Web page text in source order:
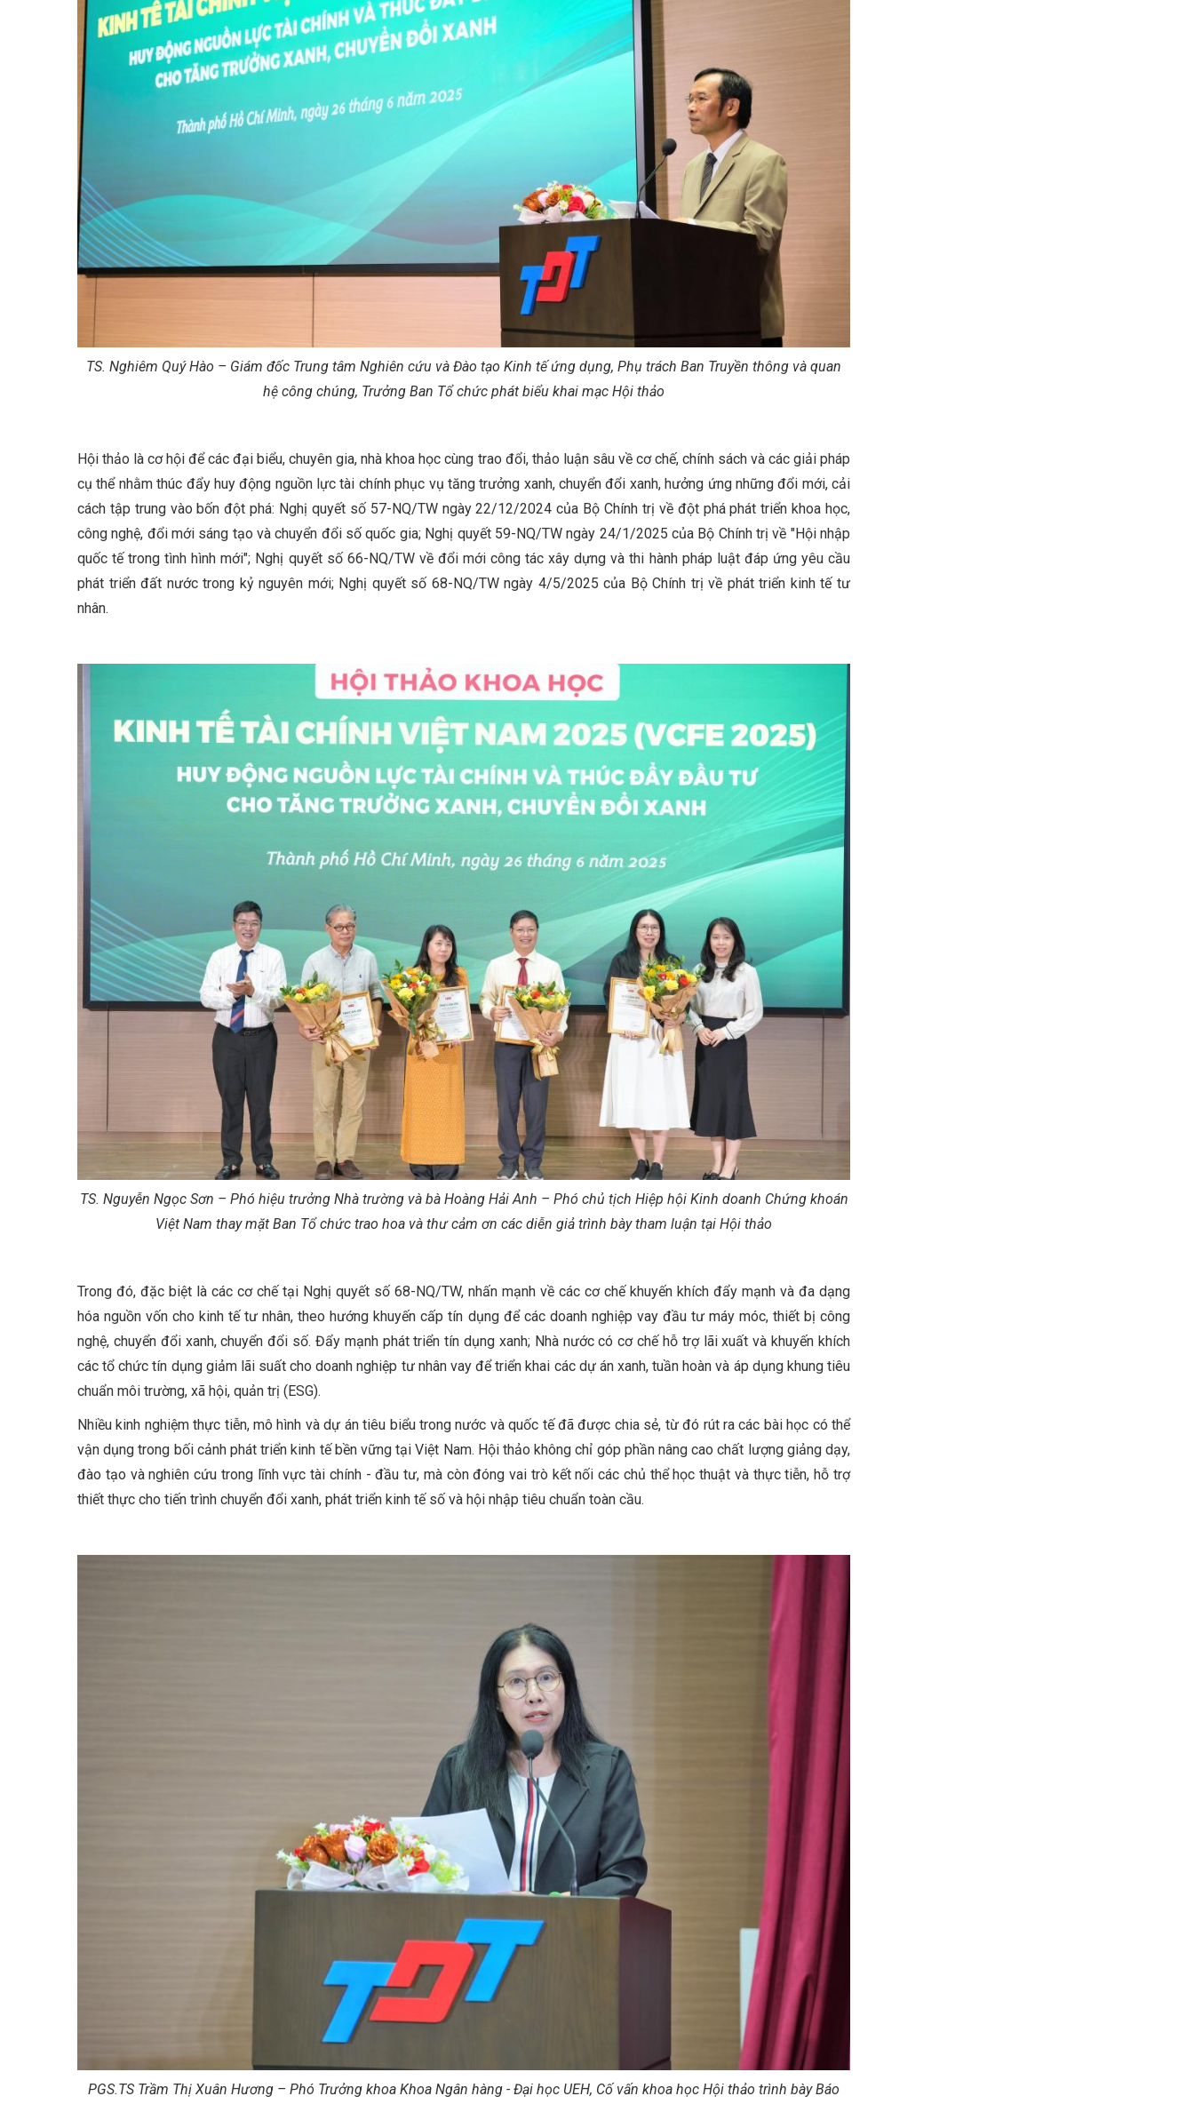
TS. Nghiêm Quý Hào – Giám đốc Trung tâm Nghiên cứu và Đào tạo Kinh tế ứng dụng, Phụ trách Ban Truyền thông và quan
hệ công chúng, Trưởng Ban Tổ chức phát biểu khai mạc Hội thảo
Hội thảo là cơ hội để các đại biểu, chuyên gia, nhà khoa học cùng trao đổi, thảo luận sâu về cơ chế, chính sách và các giải pháp
cụ thể nhằm thúc đẩy huy động nguồn lực tài chính phục vụ tăng trưởng xanh, chuyển đổi xanh, hưởng ứng những đổi mới, cải
cách tập trung vào bốn đột phá: Nghị quyết số 57-NQ/TW ngày 22/12/2024 của Bộ Chính trị về đột phá phát triển khoa học,
công nghệ, đổi mới sáng tạo và chuyển đổi số quốc gia; Nghị quyết 59-NQ/TW ngày 24/1/2025 của Bộ Chính trị về "Hội nhập
quốc tế trong tình hình mới"; Nghị quyết số 66-NQ/TW về đổi mới công tác xây dựng và thi hành pháp luật đáp ứng yêu cầu
phát triển đất nước trong kỷ nguyên mới; Nghị quyết số 68-NQ/TW ngày 4/5/2025 của Bộ Chính trị về phát triển kinh tế tư
nhân.
TS. Nguyễn Ngọc Sơn – Phó hiệu trưởng Nhà trường và bà Hoàng Hải Anh – Phó chủ tịch Hiệp hội Kinh doanh Chứng khoán
Việt Nam thay mặt Ban Tổ chức trao hoa và thư cảm ơn các diễn giả trình bày tham luận tại Hội thảo
Trong đó, đặc biệt là các cơ chế tại Nghị quyết số 68-NQ/TW, nhấn mạnh về các cơ chế khuyến khích đẩy mạnh và đa dạng
hóa nguồn vốn cho kinh tế tư nhân, theo hướng khuyến cấp tín dụng để các doanh nghiệp vay đầu tư máy móc, thiết bị công
nghệ, chuyển đổi xanh, chuyển đổi số. Đẩy mạnh phát triển tín dụng xanh; Nhà nước có cơ chế hỗ trợ lãi xuất và khuyến khích
các tổ chức tín dụng giảm lãi suất cho doanh nghiệp tư nhân vay để triển khai các dự án xanh, tuần hoàn và áp dụng khung tiêu
chuẩn môi trường, xã hội, quản trị (ESG).
Nhiều kinh nghiệm thực tiễn, mô hình và dự án tiêu biểu trong nước và quốc tế đã được chia sẻ, từ đó rút ra các bài học có thể
vận dụng trong bối cảnh phát triển kinh tế bền vững tại Việt Nam. Hội thảo không chỉ góp phần nâng cao chất lượng giảng dạy,
đào tạo và nghiên cứu trong lĩnh vực tài chính - đầu tư, mà còn đóng vai trò kết nối các chủ thể học thuật và thực tiễn, hỗ trợ
thiết thực cho tiến trình chuyển đổi xanh, phát triển kinh tế số và hội nhập tiêu chuẩn toàn cầu.
PGS.TS Trầm Thị Xuân Hương – Phó Trưởng khoa Khoa Ngân hàng - Đại học UEH, Cố vấn khoa học Hội thảo trình bày Báo